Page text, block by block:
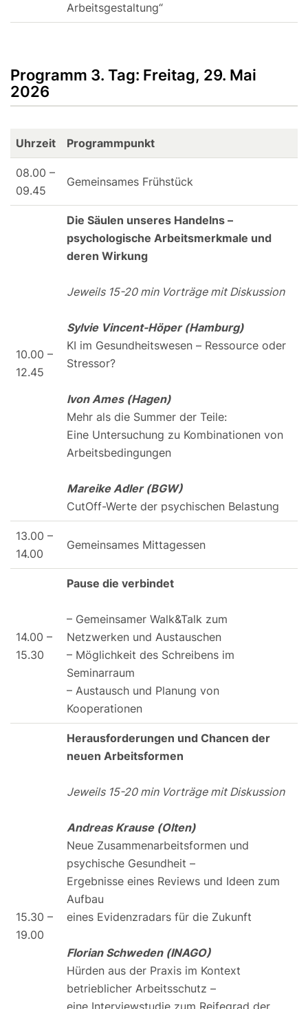
Arbeitsgestaltung“
Programm 3. Tag: Freitag, 29. Mai
2026
Uhrzeit Programmpunkt
08.00 –
09.45
Gemeinsames Frühstück
10.00 –
12.45
Die Säulen unseres Handelns –
psychologische Arbeitsmerkmale und
deren Wirkung
Jeweils 15-20 min Vorträge mit Diskussion
Sylvie Vincent-Höper (Hamburg)
KI im Gesundheitswesen – Ressource oder
Stressor?
Ivon Ames (Hagen)
Mehr als die Summer der Teile:
Eine Untersuchung zu Kombinationen von
Arbeitsbedingungen
Mareike Adler (BGW)
CutOff-Werte der psychischen Belastung
13.00 –
14.00
Gemeinsames Mittagessen
14.00 –
15.30
Pause die verbindet
– Gemeinsamer Walk&Talk zum
Netzwerken und Austauschen
– Möglichkeit des Schreibens im
Seminarraum
– Austausch und Planung von
Kooperationen
15.30 –
19.00
Herausforderungen und Chancen der
neuen Arbeitsformen
Jeweils 15-20 min Vorträge mit Diskussion
Andreas Krause (Olten)
Neue Zusammenarbeitsformen und
psychische Gesundheit –
Ergebnisse eines Reviews und Ideen zum
Aufbau
eines Evidenzradars für die Zukunft
Florian Schweden (INAGO)
Hürden aus der Praxis im Kontext
betrieblicher Arbeitsschutz –
eine Interviewstudie zum Reifegrad der